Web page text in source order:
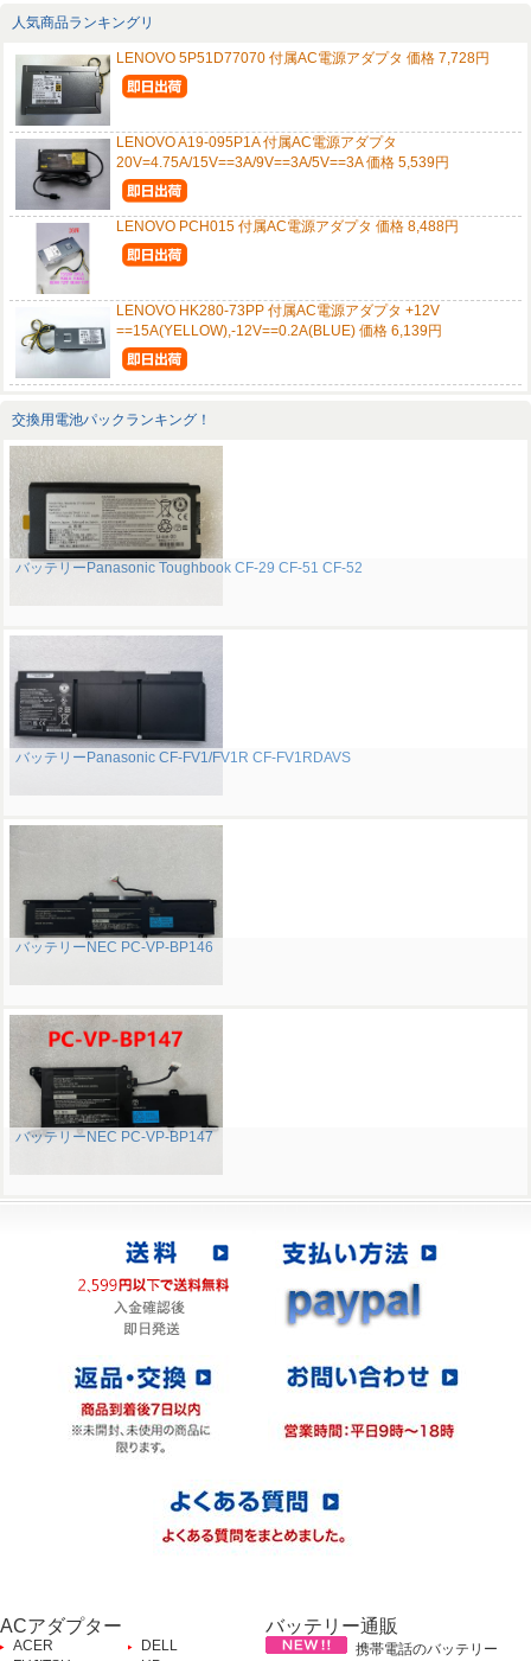
人気商品ランキングリ
LENOVO 5P51D77070 付属AC電源アダプタ 価格 7,728円
LENOVO A19-095P1A 付属AC電源アダプタ
20V=4.75A/15V==3A/9V==3A/5V==3A 価格 5,539円
LENOVO PCH015 付属AC電源アダプタ 価格 8,488円
LENOVO HK280-73PP 付属AC電源アダプタ +12V
==15A(YELLOW),-12V==0.2A(BLUE) 価格 6,139円
交換用電池パックランキング！
バッテリーPanasonic Toughbook CF-29 CF-51 CF-52
バッテリーPanasonic CF-FV1/FV1R CF-FV1RDAVS
バッテリーNEC PC-VP-BP146
バッテリーNEC PC-VP-BP147
ACアダプター
ACER
DELL
バッテリー通販
携帯電話のバッテリー